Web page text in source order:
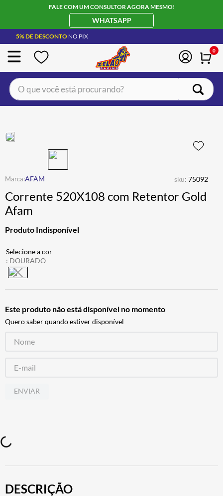
FALE COM UM CONSULTOR AGORA MESMO!
WHATSAPP
5% DE DESCONTO NO PIX
0
O que você está procurando?
AFAM sku: 75092
Corrente 520X108 com Retentor Gold
Afam
Produto Indisponível
: DOURADO
Este produto não está disponível no momento
Quero saber quando estiver disponível
ENVIAR
DESCRIÇÃO
JAQUETA
4º ÓCULOS SOLAR
5º LUVA
6º
7º ALPINESTAR
8º AIROH
9º CALÇA